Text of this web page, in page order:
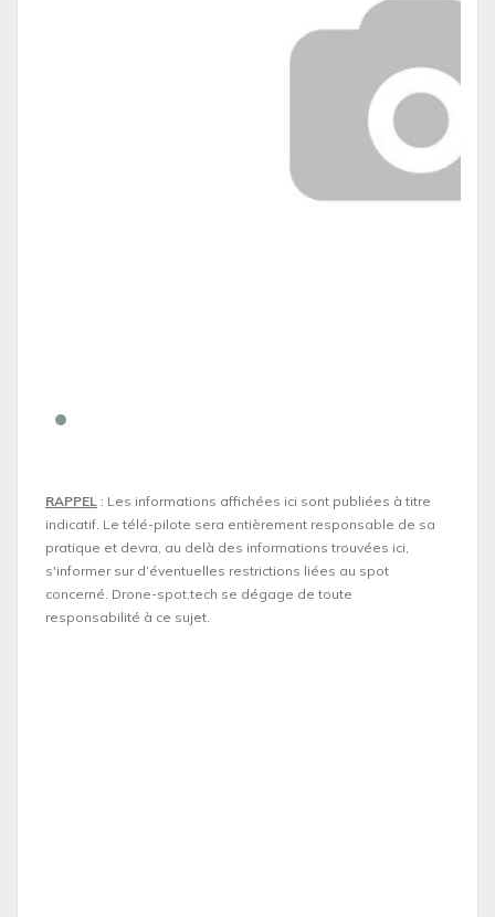
RAPPEL : Les informations affichées ici sont publiées à titre
indicatif. Le télé-pilote sera entièrement responsable de sa
pratique et devra, au delà des informations trouvées ici,
s'informer sur d’éventuelles restrictions liées au spot
concerné. Drone-spot.tech se dégage de toute
responsabilité à ce sujet.